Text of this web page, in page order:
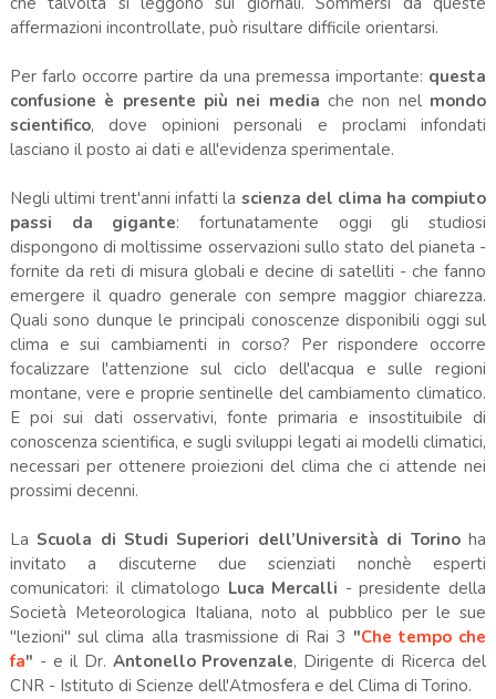
affermazioni incontrollate, può risultare difficile orientarsi.
Per farlo occorre partire da una premessa importante: questa
confusione è presente più nei media che non nel mondo
scientifico, dove opinioni personali e proclami infondati
lasciano il posto ai dati e all'evidenza sperimentale.
Negli ultimi trent'anni infatti la scienza del clima ha compiuto
passi da gigante: fortunatamente oggi gli studiosi
dispongono di moltissime osservazioni sullo stato del pianeta -
fornite da reti di misura globali e decine di satelliti - che fanno
emergere il quadro generale con sempre maggior chiarezza.
Quali sono dunque le principali conoscenze disponibili oggi sul
clima e sui cambiamenti in corso? Per rispondere occorre
focalizzare l'attenzione sul ciclo dell'acqua e sulle regioni
montane, vere e proprie sentinelle del cambiamento climatico.
E poi sui dati osservativi, fonte primaria e insostituibile di
conoscenza scientifica, e sugli sviluppi legati ai modelli climatici,
necessari per ottenere proiezioni del clima che ci attende nei
prossimi decenni.
La Scuola di Studi Superiori dell’Università di Torinoha
invitato a discuterne due scienziati nonchè esperti
comunicatori: il climatologo Luca Mercalli - presidente della
Società Meteorologica Italiana, noto al pubblico per le sue
"lezioni" sul clima alla trasmissione di Rai 3 "Che tempo che
fa" - e il Dr. Antonello Provenzale, Dirigente di Ricerca del
CNR - Istituto di Scienze dell'Atmosfera e del Clima di Torino.